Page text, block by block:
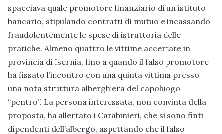
spacciava quale promotore finanziario di un istituto
bancario, stipulando contratti di mutuo e incassando
fraudolentemente le spese di istruttoria delle
pratiche. Almeno quattro le vittime accertate in
provincia di Isernia, fino a quando il falso promotore
ha fissato l’incontro con una quinta vittima presso
una nota struttura alberghiera del capoluogo
“pentro”. La persona interessata, non convinta della
proposta, ha allertato i Carabinieri, che si sono finti
dipendenti dell’albergo, aspettando che il falso